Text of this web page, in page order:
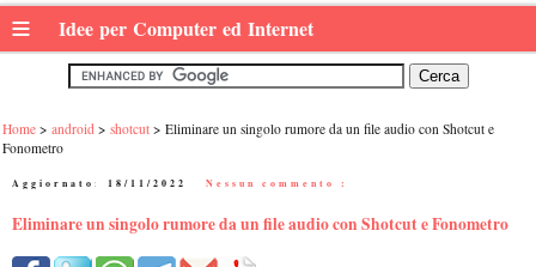
≡ Idee per Computer ed Internet
Home android shotcut
Eliminare un singolo rumore da un file audio con Shotcut e
Fonometro
Aggiornato: 18/11/2022 Nessun commento :
Eliminare un singolo rumore da un file audio con Shotcut e Fonometro